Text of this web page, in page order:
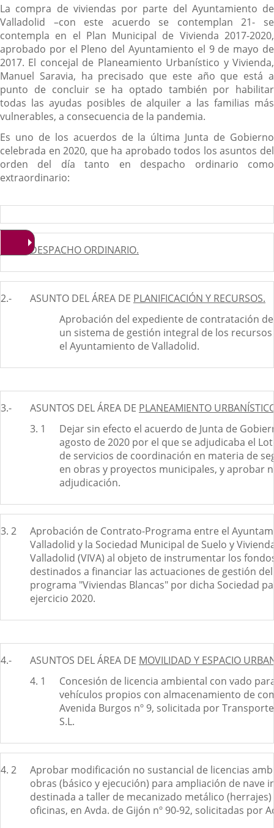
La compra de viviendas por parte del Ayuntamiento de
Valladolid –con este acuerdo se contemplan 21- se
contempla en el Plan Municipal de Vivienda 2017-2020,
aprobado por el Pleno del Ayuntamiento el 9 de mayo de
2017. El concejal de Planeamiento Urbanístico y Vivienda,
Manuel Saravia, ha precisado que este año que está a
punto de concluir se ha optado también por habilitar
todas las ayudas posibles de alquiler a las familias más
vulnerables, a consecuencia de la pandemia.
Es uno de los acuerdos de la última Junta de Gobierno
celebrada en 2020, que ha aprobado todos los asuntos del
orden del día tanto en despacho ordinario como
extraordinario:
DESPACHO ORDINARIO.
2.- ASUNTO DEL ÁREA DE PLANIFICACIÓN Y RECURSOS.
Aprobación del expediente de contratación
un sistema de gestión integral de los
el Ayuntamiento de Valladolid.
3.- ASUNTOS DEL ÁREA DE PLANEAMIENTO
3. 1
Dejar sin efecto el acuerdo de Junta de
agosto de 2020 por el que se adjudicaba el
de servicios de coordinación en materia de
en obras y proyectos municipales, y aprobar
adjudicación.
3. 2
Aprobación de Contrato-Programa entre el
Valladolid y la Sociedad Municipal de Suelo y
Valladolid (VIVA) al objeto de instrumentar los
destinados a financiar las actuaciones de gestión del
programa "Viviendas Blancas" por dicha Sociedad
ejercicio 2020.
4.- ASUNTOS DEL ÁREA DE MOVILIDAD Y ESPACIO
4. 1
Concesión de licencia ambiental con vado
vehículos propios con almacenamiento de
Avenida Burgos nº 9, solicitada por
S.L.
4. 2
Aprobar modificación no sustancial de licencias
obras (básico y ejecución) para ampliación de nave
destinada a taller de mecanizado metálico
oficinas, en Avda. de Gijón nº 90-92, solicitadas por